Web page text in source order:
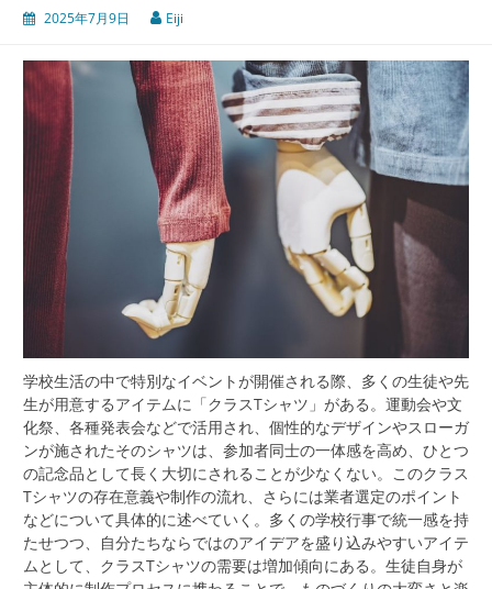
2025年7月9日 Eiji
学校生活の中で特別なイベントが開催される際、多くの生徒や先
生が用意するアイテムに「クラスTシャツ」がある。 運動会や文
化祭、各種発表会などで活用され、個性的なデザインやスローガ
ンが施されたそのシャツは、参加者同士の一体感を高め、ひとつ
の記念品として長く大切にされることが少なくない。このクラス
Tシャツの存在意義や制作の流れ、さらには業者選定のポイント
などについて具体的に述べていく。多くの学校行事で統一感を持
たせつつ、自分たちならではのアイデアを盛り込みやすいアイテ
ムとして、クラスTシャツの需要は増加傾向にある。生徒自身が